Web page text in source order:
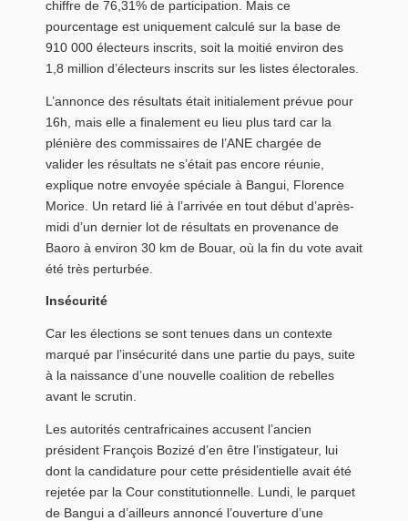
chiffre de 76,31% de participation. Mais ce
pourcentage est uniquement calculé sur la base de
910 000 électeurs inscrits, soit la moitié environ des
1,8 million d’électeurs inscrits sur les listes électorales.
L’annonce des résultats était initialement prévue pour
16h, mais elle a finalement eu lieu plus tard car la
plénière des commissaires de l’ANE chargée de
valider les résultats ne s’était pas encore réunie,
explique notre envoyée spéciale à Bangui, Florence
Morice. Un retard lié à l’arrivée en tout début d’après-
midi d’un dernier lot de résultats en provenance de
Baoro à environ 30 km de Bouar, où la fin du vote avait
été très perturbée.
Insécurité
Car les élections se sont tenues dans un contexte
marqué par l’insécurité dans une partie du pays, suite
à la naissance d’une nouvelle coalition de rebelles
avant le scrutin.
Les autorités centrafricaines accusent l’ancien
président François Bozizé d’en être l’instigateur, lui
dont la candidature pour cette présidentielle avait été
rejetée par la Cour constitutionnelle. Lundi, le parquet
de Bangui a d’ailleurs annoncé l’ouverture d’une